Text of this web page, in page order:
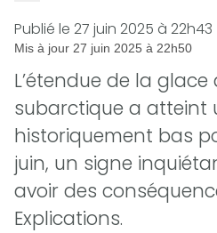
Publié le 27 juin 2025 à 22h43
Mis à jour 27 juin 2025 à 22h50
L’étendue de la
subarctique a atteint
historiquement bas
juin, un signe
avoir des
Explications.